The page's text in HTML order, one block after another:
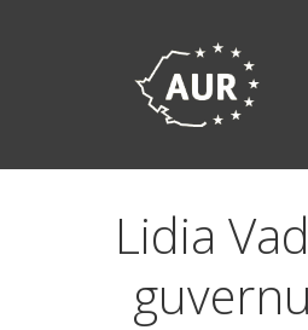
Lidia